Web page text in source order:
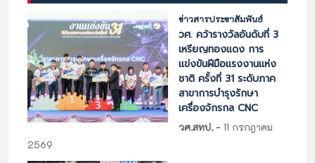
ข่าวสารประชาสัมพันธ์
วศ. คว้ารางวัลอันดับที่ 3
เหรียญทองแดง การ
แข่งขันฝีมือแรงงานแห่ง
ชาติ ครั้งที่ 31 ระดับภาค
สาขาการบำรุงรักษา
เครื่องจักรกล CNC
วศ.สทป.-11 กรกฎาคม
2569